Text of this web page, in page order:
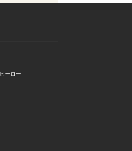
ヒーロー